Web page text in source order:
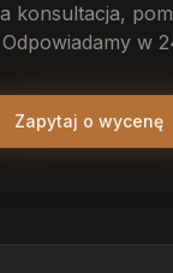
konsultacja,
Odpowiadamy w
Zapytaj o wycenę